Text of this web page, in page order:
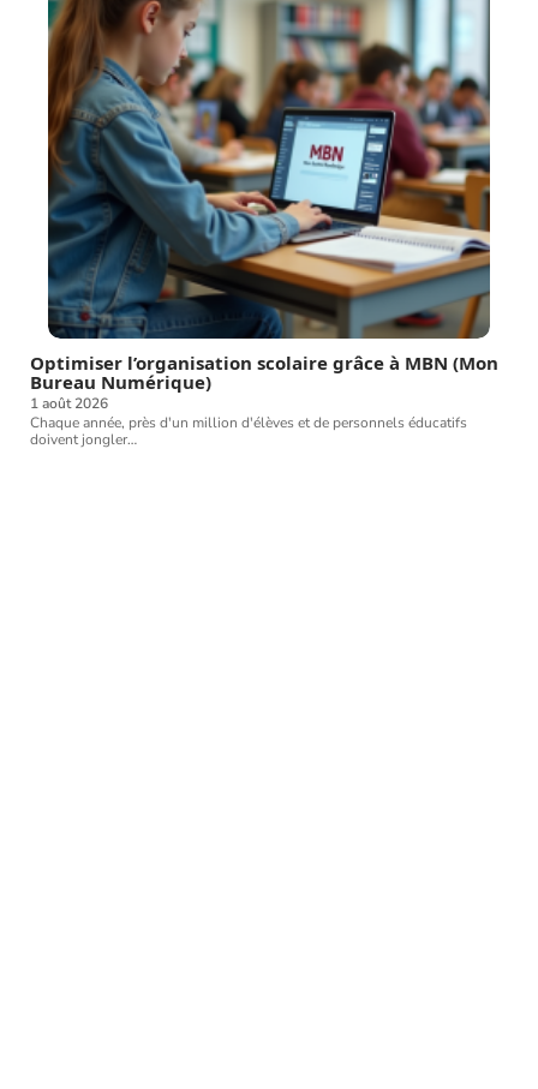
Optimiser l’organisation scolaire grâce à MBN (Mon
Bureau Numérique)
1 août 2026
Chaque année, près d'un million d'élèves et de personnels éducatifs
doivent jongler…